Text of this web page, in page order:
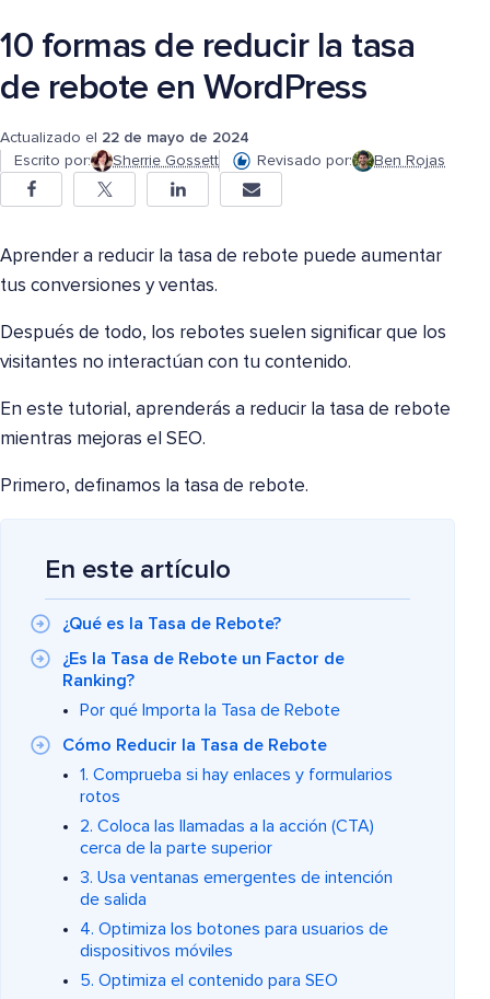
10 formas de reducir la tasa
de rebote en WordPress
Actualizado el 22 de mayo de 2024
Escrito por:
Sherrie Gossett Revisado por: Ben Rojas
Aprender a reducir la tasa de rebote puede aumentar
tus conversiones y ventas.
Después de todo, los rebotes suelen significar que los
visitantes no interactúan con tu contenido.
En este tutorial, aprenderás a reducir la tasa de rebote
mientras mejoras el SEO.
Primero, definamos la tasa de rebote.
En este artículo
¿Qué es la Tasa de Rebote?
¿Es la Tasa de Rebote un Factor de
Ranking?
Por qué Importa la Tasa de Rebote
Cómo Reducir la Tasa de Rebote
1. Comprueba si hay enlaces y formularios
rotos
2. Coloca las llamadas a la acción (CTA)
cerca de la parte superior
3. Usa ventanas emergentes de intención
de salida
4. Optimiza los botones para usuarios de
dispositivos móviles
5. Optimiza el contenido para SEO